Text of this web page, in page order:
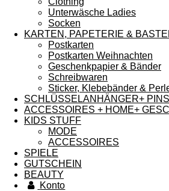
Unterwäsche Ladies
Socken
KARTEN, PAPETERIE &
Postkarten
Postkarten Weihnachten
Geschenkpapier & Bänder
Schreibwaren
Sticker, Klebebänder &
SCHLÜSSELANHÄNGER+ PINS
ACCESSOIRES + HOME+
KIDS STUFF
MODE
ACCESSOIRES
SPIELE
GUTSCHEIN
BEAUTY
Konto